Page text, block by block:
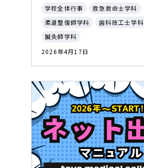
学校全体行事
救急救命士学科
柔道整復師学科
歯科技工士学科
鍼灸師学科
2026年4月17日